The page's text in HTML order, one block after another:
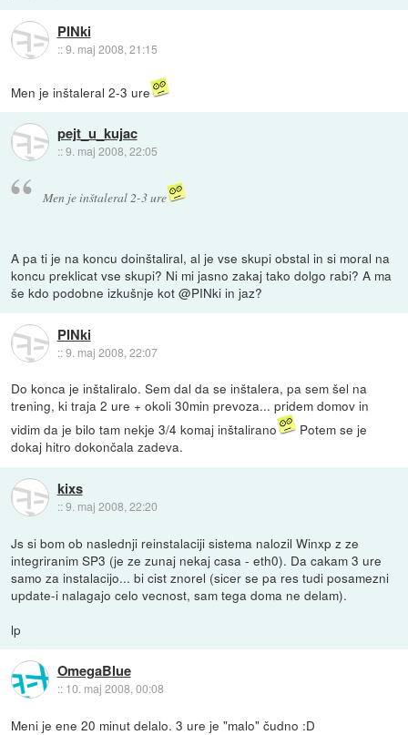
PINki
::9. maj 2008, 21:15
Men je inštaleral 2-3 ure
pejt_u_kujac
::9. maj 2008, 22:05
Men je inštaleral 2-3 ure
A pa ti je na koncu doinštaliral, al je vse skupi obstal in si moral na
koncu preklicat vse skupi? Ni mi jasno zakaj tako dolgo rabi? A ma
še kdo podobne izkušnje kot @PINki in jaz?
PINki
::9. maj 2008, 22:07
Do konca je inštaliralo. Sem dal da se inštalera, pa sem šel na
trening, ki traja 2 ure + okoli 30min prevoza... pridem domov in
vidim da je bilo tam nekje 3/4 komaj inštalirano
Potem se je
dokaj hitro dokončala zadeva.
kixs
::9. maj 2008, 22:20
Js si bom ob naslednji reinstalaciji sistema nalozil Winxp z ze
integriranim SP3 (je ze zunaj nekaj casa - eth0). Da cakam 3 ure
samo za instalacijo... bi cist znorel (sicer se pa res tudi posamezni
update-i nalagajo celo vecnost, sam tega doma ne delam).
lp
OmegaBlue
:: 10. maj 2008, 00:08
Meni je ene 20 minut delalo. 3 ure je "malo" čudno :D